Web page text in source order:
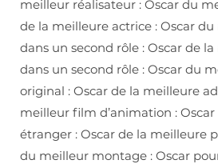
meilleur réalisateur : Oscar du
de la meilleure actrice : Oscar
dans un second rôle : Oscar de
dans un second rôle : Oscar du
original : Oscar de la meilleure
meilleur film d’animation :
étranger : Oscar de la meilleure
du meilleur montage : Oscar